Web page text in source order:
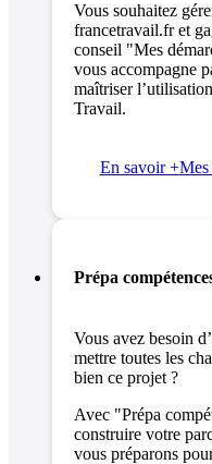
Vous souhaitez
francetravail.fr et
conseil "Mes
vous accompagne
maîtriser
Travail.
En savoir +Mes
Prépa
Vous avez besoin
mettre toutes les
bien ce projet ?
Avec "Prépa
construire votre
vous préparons